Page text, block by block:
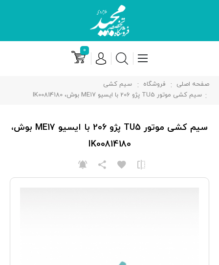
۰
صفحه اصلی فروشگاه
سیم کشی
سیم کشی موتور TU5 پژو 206 با ایسیو ME17 بوش، IK00814180
سیم کشی موتور TU5 پژو 206 با ایسیو ME17 بوش،
IK00814180